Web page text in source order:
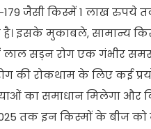
179 जैसी किस्में 1 लाख
इसके मुकाबले, सामान्य
सड़न रोग एक गंभीर
रोग की रोकथाम के लिए
का समाधान मिलेगा और
तक इन किस्मों के बीज को